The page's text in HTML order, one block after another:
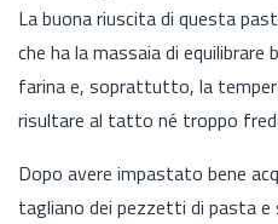
La buona riuscita di questa
che ha la massaia di equilibrare
farina e, soprattutto, la
risultare al tatto né troppo
Dopo avere impastato bene
tagliano dei pezzetti di pasta